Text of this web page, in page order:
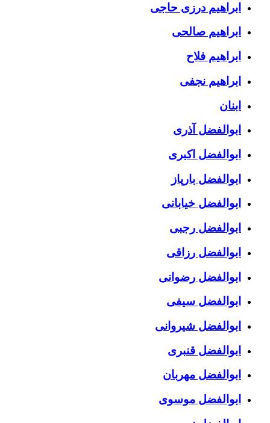
ابراهیم درزی حاجی
ابراهیم صالحی
ابراهیم فلاح
ابراهیم نجفی
ابنان
ابوالفضل آذری
ابوالفضل اکبری
ابوالفضل بارپاز
ابوالفضل خیابانی
ابوالفضل رجبی
ابوالفضل رزاقی
ابوالفضل رضوانی
ابوالفضل سیفی
ابوالفضل شیروانی
ابوالفضل قنبری
ابوالفضل مهربان
ابوالفضل موسوی